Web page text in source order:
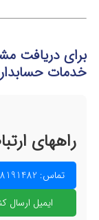
برای دریافت
خدمات
راههای
تماس: 02188191482
ایمیل ارسال